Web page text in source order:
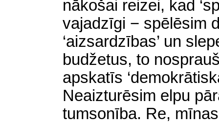
nākošai reizei, kad
vajadzīgi − spēlēsim
‘aizsardzības’ un
budžetus, to
apskatīs
Neaizturēsim elpu
tumsonība. Re,